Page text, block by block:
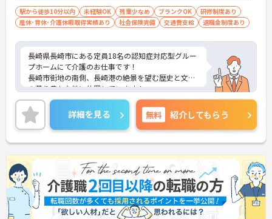
駅から徒歩10分以内 未経験OK 残業少なめ ブランクOK
研修制度あり
産休･育休･介護休暇取得実績あり
社会保険完備 交通費支給 退職金制度あり
長崎県長崎市にある定員18名の認知症対応型グルー
プホームにて介護のお仕事です！
長崎市街地の南側、長崎港の絶景を望む歴史と文化
の薫り豊かな地に位置しています！
社会保険完備はもちろん、福利厚生補助制度や保養
施設など充実した福利厚生をご用意♪
三菱電機グループならではの働きやすい環境が整っ
ています◎
また、勤務時間や勤務日はご希望を考慮！家事や育
児とも両立させやすく、家庭をお持ちの方も無理な
く働けます☆
ご興味がある方は是非一度マイナビまでお問合せく
ださい！！
詳細を見る 無料 紹介してもらう